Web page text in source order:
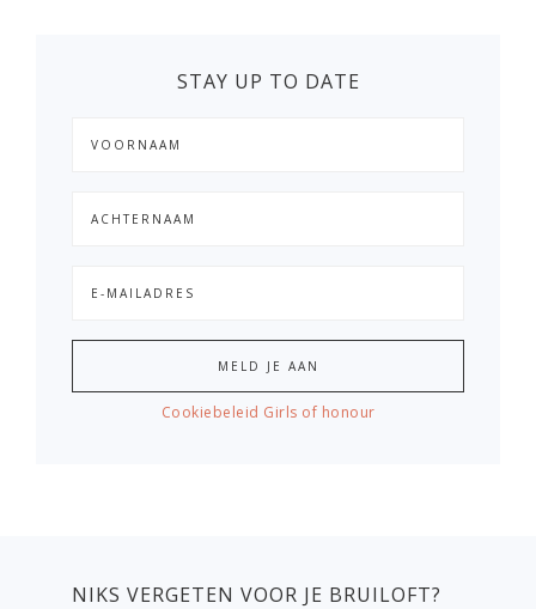
STAY UP TO DATE
Cookiebeleid Girls of honour
NIKS VERGETEN VOOR JE BRUILOFT?